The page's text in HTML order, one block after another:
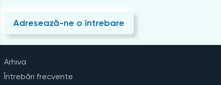
Adresează-ne o întrebare
Arhiva
Întrebări frecvente